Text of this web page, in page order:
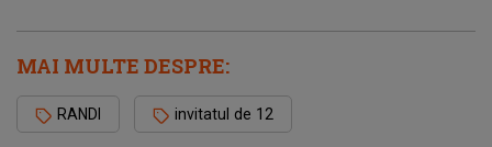
MAI MULTE DESPRE:
RANDI invitatul de 12